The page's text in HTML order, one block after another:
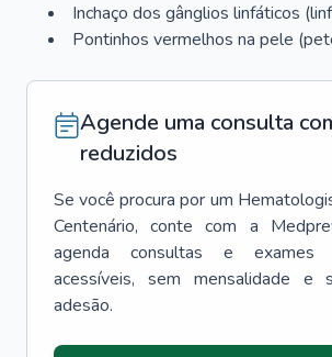
Inchaço dos gânglios linfáticos
Pontinhos vermelhos na pele
Agende uma consulta
reduzidos
Se você procura por um
Centenário, conte com a
agenda consultas e exames
acessíveis, sem mensalidade e
adesão.